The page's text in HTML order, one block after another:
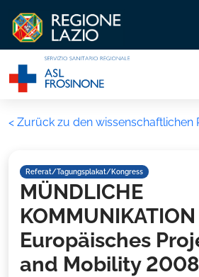
< Zurück zu den wissenschaftlichen
Referat/Tagungsplakat/Kongress
MÜNDLICHE
KOMMUNIKATION
Europäisches
and Mobility